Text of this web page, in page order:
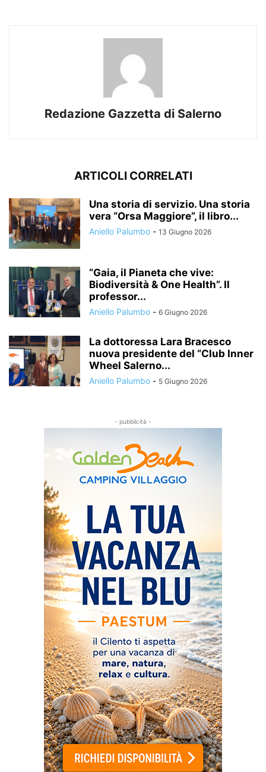
Redazione Gazzetta di Salerno
ARTICOLI CORRELATI
Una storia di servizio. Una storia
vera “Orsa Maggiore”, il libro...
Aniello Palumbo - 13 Giugno 2026
“Gaia, il Pianeta che vive:
Biodiversità & One Health”. Il
professor...
Aniello Palumbo - 6 Giugno 2026
La dottoressa Lara Bracesco
nuova presidente del “Club Inner
Wheel Salerno...
Aniello Palumbo - 5 Giugno 2026
- pubblicità -